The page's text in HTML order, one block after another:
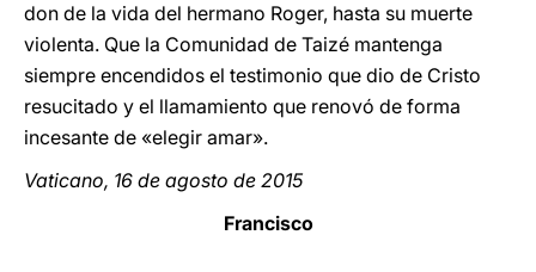
don de la vida del hermano Roger, hasta su muerte
violenta. Que la Comunidad de Taizé mantenga
siempre encendidos el testimonio que dio de Cristo
resucitado y el llamamiento que renovó de forma
incesante de «elegir amar».
Vaticano, 16 de agosto de 2015
Francisco